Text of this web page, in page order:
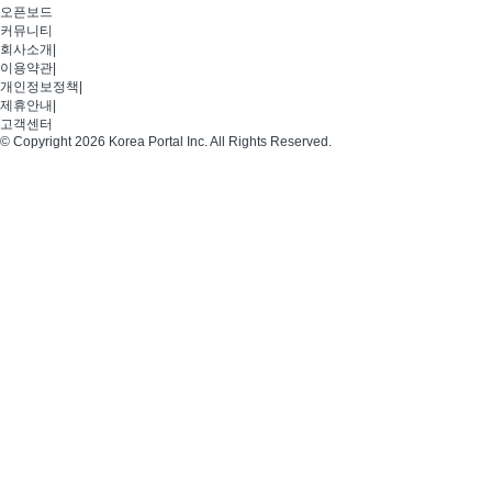
오픈보드
커뮤니티
회사소개
이용약관
개인정보정책
제휴안내
고객센터
© Copyright 2026 Korea Portal Inc. All Rights Reserved.